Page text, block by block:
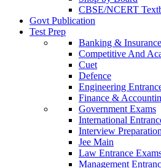
CBSE/NCERT
Govt Publication
Test Prep
Banking & Insurance
Competitive And
Cuet
Defence
Engineering
Finance &
Government Exams
International
Interview Preparation
Jee Main
Law Entrance
Management